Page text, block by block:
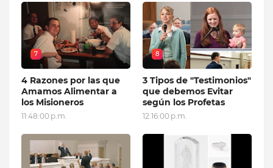
7
4 Razones por las que
Amamos Alimentar a
los Misioneros
11:48:00 p.m.
8
3 Tipos de "Testimonios"
que debemos Evitar
según los Profetas
12:16:00 p.m.